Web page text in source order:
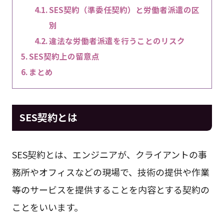
SES契約（準委任契約）と労働者派遣の区
別
違法な労働者派遣を行うことのリスク
SES契約上の留意点
まとめ
SES契約とは
SES契約とは、エンジニアが、クライアントの事
務所やオフィスなどの現場で、技術の提供や作業
等のサービスを提供することを内容とする契約の
ことをいいます。